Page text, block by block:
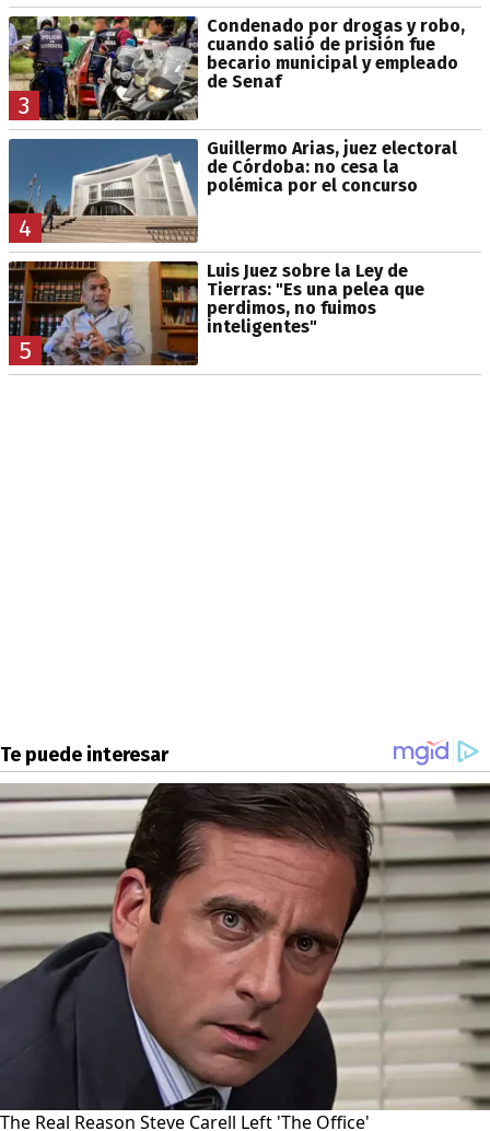
3
Condenado por drogas y robo,
cuando salió de prisión fue
becario municipal y empleado
de Senaf
4
Guillermo Arias, juez electoral
de Córdoba: no cesa la
polémica por el concurso
5
Luis Juez sobre la Ley de
Tierras: "Es una pelea que
perdimos, no fuimos
inteligentes"